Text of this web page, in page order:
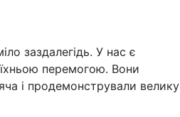
заздалегідь. У нас є
перемогою. Вони
і продемонстрували велику